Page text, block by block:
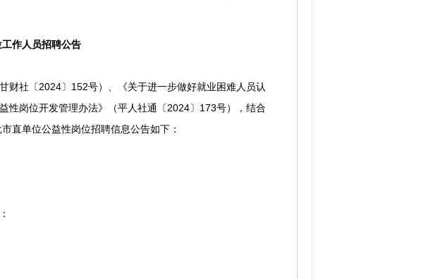
作人员招聘公告
社〔2024〕152号）、《关于进一步做好就业困难人员认
性岗位开发管理办法》（平人社通〔2024〕173号），结合
直单位公益性岗位招聘信息公告如下：